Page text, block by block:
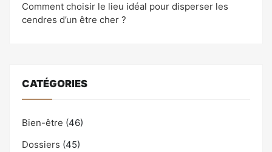
Comment choisir le lieu idéal pour disperser les
cendres d’un être cher ?
CATÉGORIES
Bien-être (46)
Dossiers (45)